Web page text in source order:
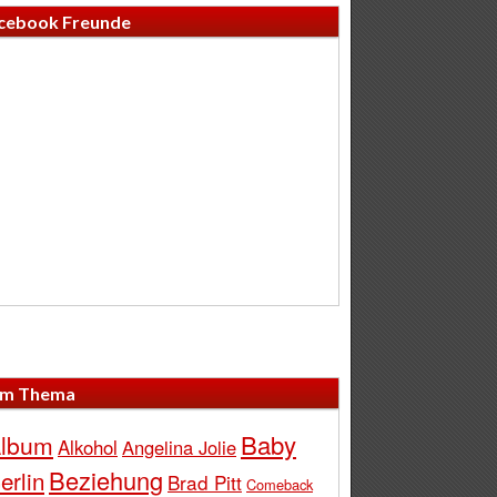
Freunde
Thema
Alkohol Angelina Jolie Baby
Beziehung Brad Pitt Comeback